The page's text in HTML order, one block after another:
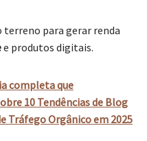
terreno para gerar renda
e produtos digitais.
completa que
10 Tendências de Blog
Tráfego Orgânico em 2025